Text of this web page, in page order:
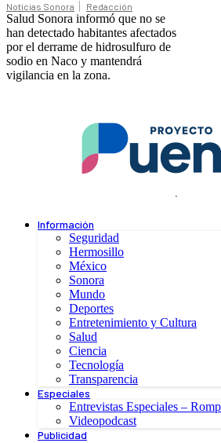
Noticias Sonora Redacción
Salud Sonora informó que no se
han detectado habitantes afectados
por el derrame de hidrosulfuro de
sodio en Naco y mantendrá
vigilancia en la zona.
.
Información
Seguridad
Hermosillo
México
Sonora
Mundo
Deportes
Entretenimiento y Cultura
Salud
Ciencia
Tecnología
Transparencia
Especiales
Entrevistas Especiales –
Videopodcast
Publicidad